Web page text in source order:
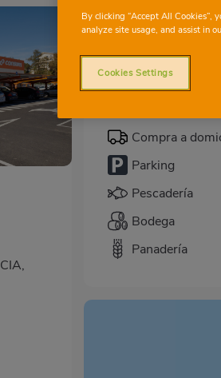
Compra a
Parking
Pescadería
Bodega
Panadería
By clicking “Accept All Cookies”,
analyze site usage, and assist in
Cookies Settings